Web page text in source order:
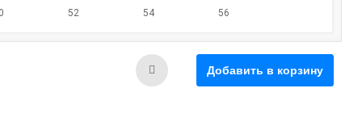
52 54 56